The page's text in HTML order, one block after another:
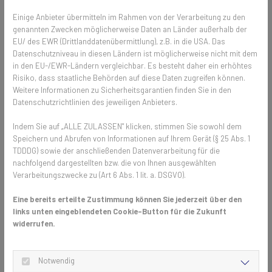
passgenau. Darüber hinaus wertet eine Lichtschachtabdeckung auch
die Optik Ihres Hauses auf: Statt des blanken Rostes fügt sich LiSA
dezent und modern ins Gesamtbild ein – ein kleines Detail mit großer
Wirkung.
🔎 LiSA im Überblick – unser Klassiker
Unsere LiSA-Lichtschachtabdeckung überzeugt seit vielen Jahren
Hausbesitzer, die Wert auf Qualität und Komfort legen.
Sie wirdmillimetergenau nach Maß gefertigtund von uns
montiert.
langlebig.
Die Montage erfolgt
Für Einfahrten ist LiSA auch in einer
Einige Anbieter übermitteln im Rahmen von der Verarbeitung zu den
genannten Zwecken möglicherweise Daten an Länder außerhalb der
EU/ des EWR (Drittlanddatenübermittlung), z.B. in die USA. Das
Datenschutzniveau in diesen Ländern ist möglicherweise nicht mit dem
in den EU-/EWR-Ländern vergleichbar. Es besteht daher ein erhöhtes
Risiko, dass staatliche Behörden auf diese Daten zugreifen können.
Weitere Informationen zu Sicherheitsgarantien finden Sie in den
Datenschutzrichtlinien des jeweiligen Anbieters.
Indem Sie auf „ALLE ZULASSEN" klicken, stimmen Sie sowohl dem
Speichern und Abrufen von Informationen auf Ihrem Gerät (§ 25 Abs. 1
TDDDG) sowie der anschließenden Datenverarbeitung für die
nachfolgend dargestellten bzw. die von Ihnen ausgewählten
Verarbeitungszwecke zu (Art 6 Abs. 1 lit. a. DSGVO).
Eine bereits erteilte Zustimmung können Sie jederzeit über den
links unten eingeblendeten Cookie-Button für die Zukunft
widerrufen.
Notwendig